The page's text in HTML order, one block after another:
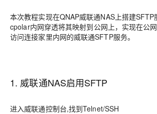
本次教程实现在QNAP威联通NAS上搭建SFTP
cpolar内网穿透将其映射到公网上，实现在公
访问连接家里内网的威联通SFTP服务。
1. 威联通NAS启用SFTP
进入威联通控制台,找到Telnet/SSH